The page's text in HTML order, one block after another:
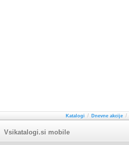
Katalogi / Dnevne akcije /
Vsikatalogi.si mobile